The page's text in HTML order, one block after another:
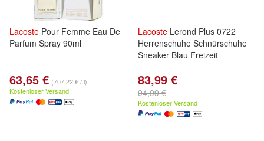
Lacoste Pour Femme Eau De
Parfum Spray 90ml
63,65 € (707,22 € / l)
Kostenloser Versand
Lacoste Lerond Plus 0722
Herrenschuhe Schnürschuhe
Sneaker Blau Freizeit
83,99 €
94,99 €
Kostenloser Versand